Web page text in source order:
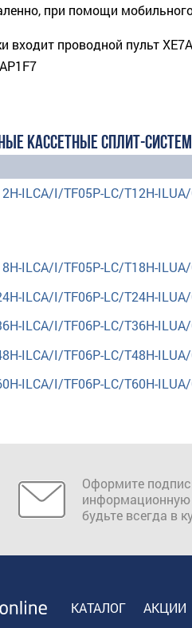
при помощи
входит проводной пульт
КАССЕТНЫЕ СПЛИТ-
ILCA/I/TF05P-LC/T12H-
ILCA/I/TF05P-LC/T18H-
ILCA/I/TF06P-LC/T24H-
ILCA/I/TF06P-LC/T36H-
ILCA/I/TF06P-LC/T48H-
ILCA/I/TF06P-LC/T60H-
Оформите
информационную
будьте всегда в
КАТАЛОГ АКЦИИ